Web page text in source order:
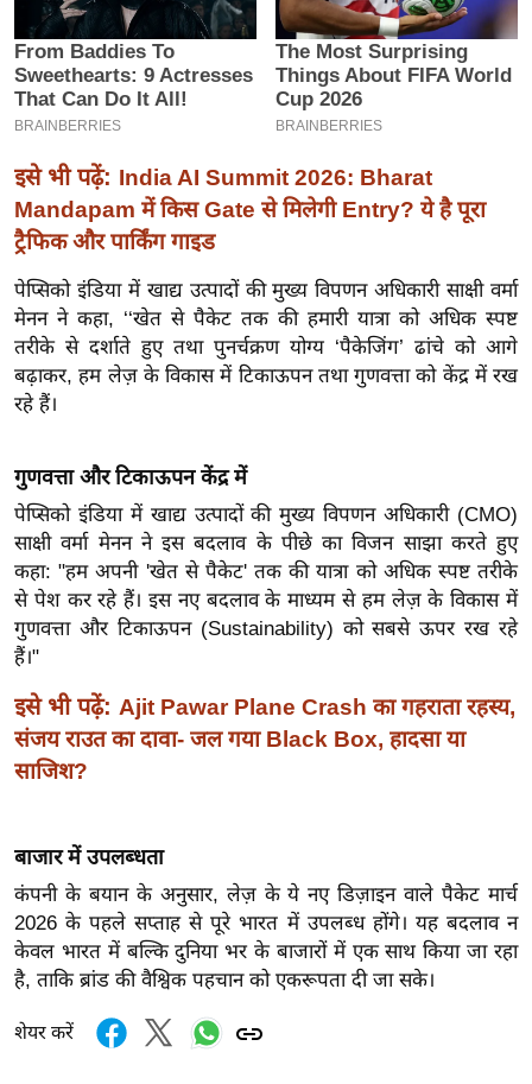
6
क्रा
इ
ई
-
पे
प
र
मि
सा
ल
बे
मि
सा
ल
श
ख्सि
य
त
यं
ग
इं
या
सा
हि
त्य
ज
त
इसे भी पढ़ें: India AI Summit 2026: Bharat
Mandapam में किस Gate से मिलेगी Entry? ये है पूरा
ट्रैफिक और पार्किंग गाइड
पेप्सिको इंडिया में खाद्य उत्पादों की मुख्य विपणन अधिकारी साक्षी वर्मा
मेनन ने कहा, ‘‘खेत से पैकेट तक की हमारी यात्रा को अधिक स्पष्ट
तरीके से दर्शाते हुए तथा पुनर्चक्रण योग्य ‘पैकेजिंग’ ढांचे को आगे
बढ़ाकर, हम लेज़ के विकास में टिकाऊपन तथा गुणवत्ता को केंद्र में रख
रहे हैं।
गुणवत्ता और टिकाऊपन केंद्र में
पेप्सिको इंडिया में खाद्य उत्पादों की मुख्य विपणन अधिकारी (CMO)
साक्षी वर्मा मेनन ने इस बदलाव के पीछे का विजन साझा करते हुए
कहा:"हम अपनी 'खेत से पैकेट' तक की यात्रा को अधिक स्पष्ट तरीके
से पेश कर रहे हैं। इस नए बदलाव के माध्यम से हम लेज़ के विकास में
गुणवत्ता और टिकाऊपन (Sustainability) को सबसे ऊपर रख रहे
हैं।"
इसे भी पढ़ें: Ajit Pawar Plane Crash का गहराता रहस्य,
संजय राउत का दावा- जल गया Black Box, हादसा या
साजिश?
बाजार में उपलब्धता
कंपनी के बयान के अनुसार, लेज़ के ये नए डिज़ाइन वाले पैकेट मार्च
2026 के पहले सप्ताह से पूरे भारत में उपलब्ध होंगे। यह बदलाव न
केवल भारत में बल्कि दुनिया भर के बाजारों में एक साथ किया जा रहा
है, ताकि ब्रांड की वैश्विक पहचान को एकरूपता दी जा सके।
शेयर करें